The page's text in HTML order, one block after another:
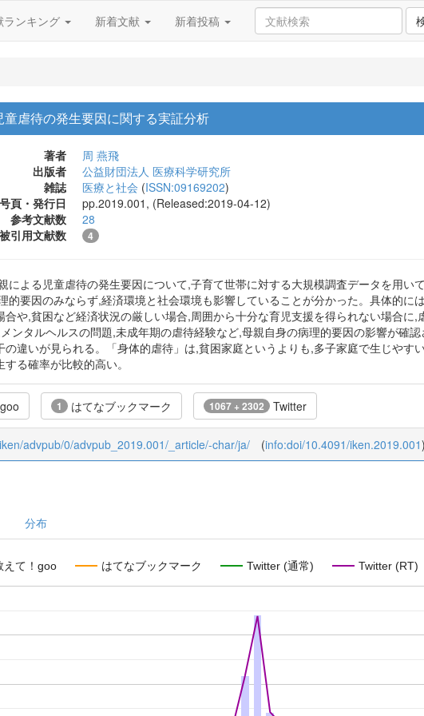
ランキング 新着文献 新着投稿
童虐待の発生要因に関する実証分析
著者
周 燕飛
出版者
公益財団法人 医療科学研究所
雑誌
医療と社会 (ISSN:09169202)
頁・発行日
pp.2019.001, (Released:2019-04-12)
参考文献数
28
被引用文献数
4
による児童虐待の発生要因について,子育て世帯に対する大規模調査データを用い
的要因のみならず,経済環境と社会環境も影響していることが分かった。具体的に
合や,貧困など経済状況の厳しい場合,周囲から十分な育児支援を得られない場合に
ンタルヘルスの問題,未成年期の虐待経験など,母親自身の病理的要因の影響が確
の違いが見られる。「身体的虐待」は,貧困家庭というよりも,多子家庭で生じやす
る確率が比較的高い。
1 はてなブックマーク 1067 + 2302 Twitter
advpub/0/advpub_2019.001/_article/-char/ja/ (info:doi/10.4091/iken.2019.001)
分布
えて！goo はてなブックマーク Twitter (通常) Twitter (RT)